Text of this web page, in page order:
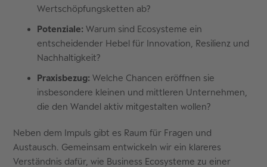
Wertschöpfungsketten ab?
Potenziale: Warum sind Ecosysteme ein
entscheidender Hebel für Innovation, Resilienz und
Nachhaltigkeit?
Praxisbezug: Welche Chancen eröffnen sie
insbesondere kleinen und mittleren Unternehmen,
die den Wandel aktiv mitgestalten wollen?
Neben dem Impuls gibt es Raum für Fragen und
Austausch. Gemeinsam entwickeln wir ein klareres
Verständnis dafür, wie Business Ecosysteme zu einer